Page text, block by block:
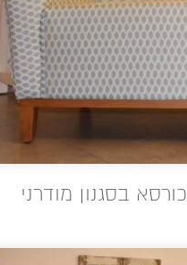
כורסא בסגנון מודרני